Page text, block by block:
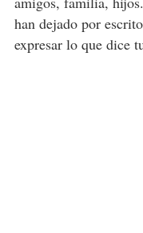
han dejado por
expresar lo que dice